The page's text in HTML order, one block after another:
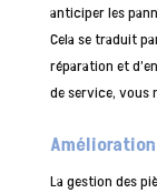
anticiper les
Cela se traduit
réparation et
de service, vous
La gestion des